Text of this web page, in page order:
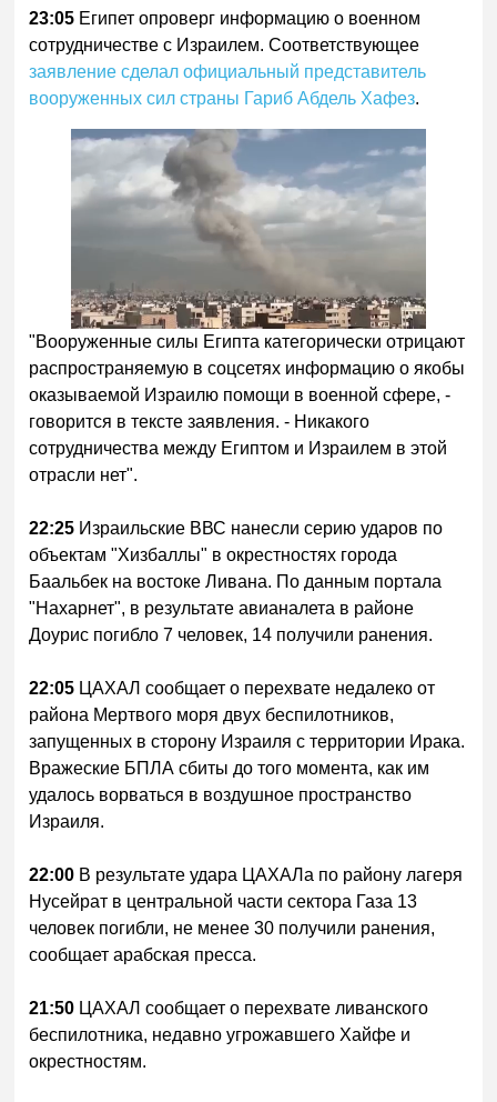
23:05 Египет опроверг информацию о военном
сотрудничестве с Израилем. Соответствующее
заявление сделал официальный представитель
вооруженных сил страны Гариб Абдель Хафез.
"Вооруженные силы Египта категорически отрицают
распространяемую в соцсетях информацию о якобы
оказываемой Израилю помощи в военной сфере, -
говорится в тексте заявления. - Никакого
сотрудничества между Египтом и Израилем в этой
отрасли нет".
22:25 Израильские ВВС нанесли серию ударов по
объектам "Хизбаллы" в окрестностях города
Баальбек на востоке Ливана. По данным портала
"Нахарнет", в результате авианалета в районе
Доурис погибло 7 человек, 14 получили ранения.
22:05 ЦАХАЛ сообщает о перехвате недалеко от
района Мертвого моря двух беспилотников,
запущенных в сторону Израиля с территории Ирака.
Вражеские БПЛА сбиты до того момента, как им
удалось ворваться в воздушное пространство
Израиля.
22:00 В результате удара ЦАХАЛа по району лагеря
Нусейрат в центральной части сектора Газа 13
человек погибли, не менее 30 получили ранения,
сообщает арабская пресса.
21:50 ЦАХАЛ сообщает о перехвате ливанского
беспилотника, недавно угрожавшего Хайфе и
окрестностям.